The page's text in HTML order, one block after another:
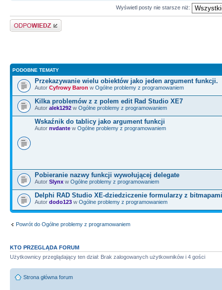
Wyświetl posty nie starsze niż:
Odpowiedz
PODOBNE TEMATY
Przekazywanie wielu obiektów jako jeden argument funkcji.
Autor Cyfrowy Baron w Ogólne problemy z programowaniem
Kilka problemów z z polem edit Rad Studio XE7
Autor alek1292 w Ogólne problemy z programowaniem
Wskaźnik do tablicy jako argument funkcji
Autor nvdante w Ogólne problemy z programowaniem
Pobieranie nazwy funkcji wywołującej delegate
Autor Slynx w Ogólne problemy z programowaniem
Delphi RAD Studio XE-dziedziczenie formularzy z bitmapami
Autor dodo123 w Ogólne problemy z programowaniem
Powrót do Ogólne problemy z programowaniem
KTO PRZEGLĄDA FORUM
Użytkownicy przeglądający ten dział: Brak zalogowanych użytkowników i 4 gości
Strona główna forum